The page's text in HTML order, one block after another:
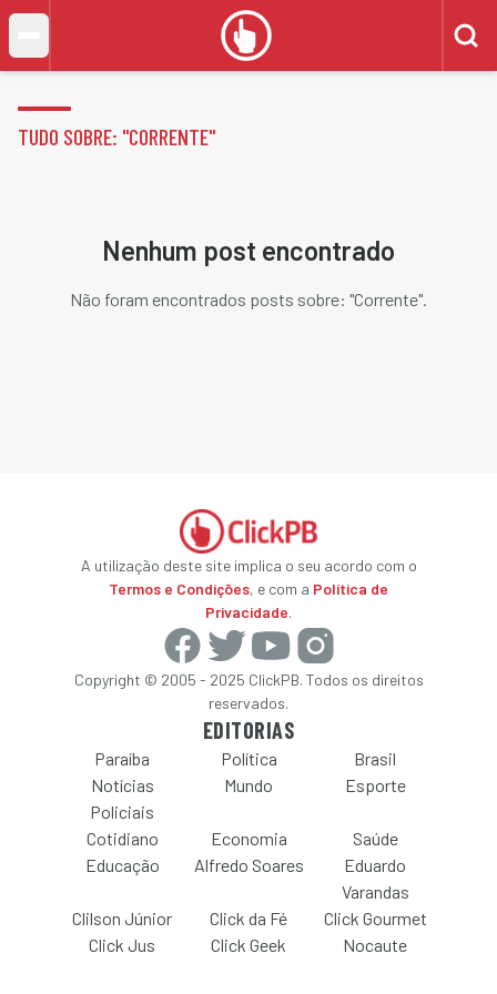
TUDO SOBRE: "CORRENTE"
Nenhum post encontrado
Não foram encontrados posts sobre: "Corrente".
A utilização deste site implica o seu acordo com o
Termos e Condições, e com a Política de
Privacidade.
Copyright © 2005 - 2025 ClickPB. Todos os direitos
reservados.
EDITORIAS
Paraíba Política
Brasil
Notícias
Policiais
Mundo Esporte
Cotidiano Economia
Saúde
Educação
Alfredo Soares
Eduardo
Varandas
Clilson Júnior
Click da Fé
Click Gourmet
Click Jus
Click Geek Nocaute